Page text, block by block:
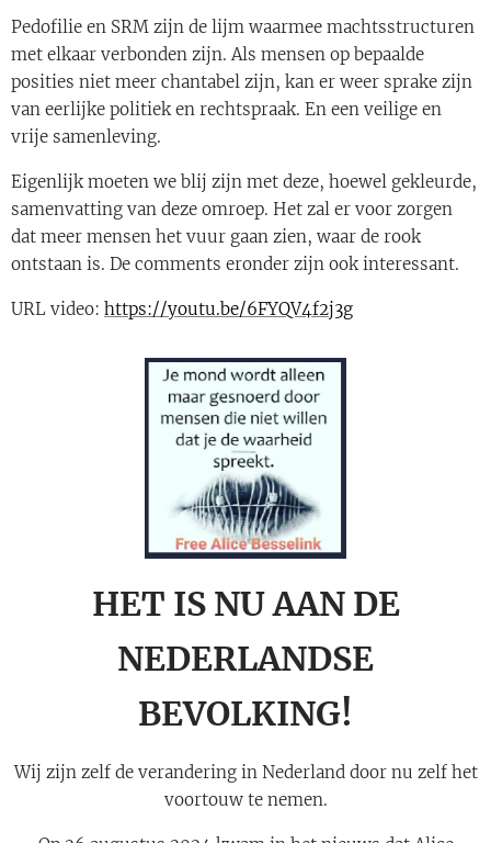
Pedofilie en SRM zijn de lijm waarmee machtsstructuren
met elkaar verbonden zijn. Als mensen op bepaalde
posities niet meer chantabel zijn, kan er weer sprake zijn
van eerlijke politiek en rechtspraak. En een veilige en
vrije samenleving.
Eigenlijk moeten we blij zijn met deze, hoewel gekleurde,
samenvatting van deze omroep. Het zal er voor zorgen
dat meer mensen het vuur gaan zien, waar de rook
ontstaan is. De comments eronder zijn ook interessant.
URL video: https://youtu.be/6FYQV4f2j3g
HET IS NU AAN DE
NEDERLANDSE
BEVOLKING!
Wij zijn zelf de verandering in Nederland door nu zelf het
voortouw te nemen.